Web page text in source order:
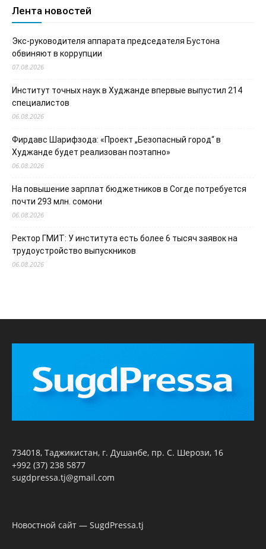
Лента новостей
Экс-руководителя аппарата председателя Бустона
обвиняют в коррупции
07.08.2026
Институт точных наук в Худжанде впервые выпустил 214
специалистов
06.08.2026
Фирдавс Шарифзода: «Проект „Безопасный город“ в
Худжанде будет реализован поэтапно»
06.08.2026
На повышение зарплат бюджетников в Согде потребуется
почти 293 млн. сомони
06.08.2026
Ректор ГМИТ: У института есть более 6 тысяч заявок на
трудоустройство выпускников
06.08.2026
734018, Таджикистан, г. Душанбе, пр. С. Шерози, 16
+992 (37) 238 5877
sugdpressa.tj@gmail.com
Новостной сайт — SugdPressa.tj